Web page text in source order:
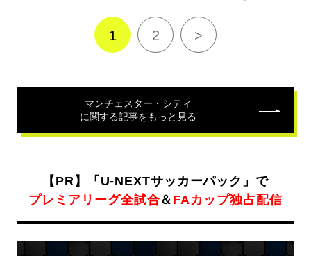
1 2 >
マンチェスター・シティ
に関する記事をもっと見る
【PR】「U-NEXTサッカーパック」で
プレミアリーグ全試合＆ FAカップ独占配信